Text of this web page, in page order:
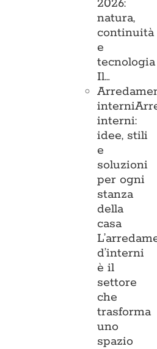
2026:
natura,
continuità
e
tecnologia
Il…
interni
interni:
idee, stili
e
soluzioni
per ogni
stanza
della
casa
d’interni
è il
settore
che
trasforma
uno
spazio